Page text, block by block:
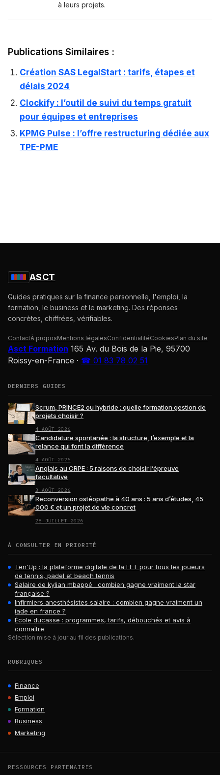
à leurs projets.
Publications Similaires :
Création SAS LegalStart : tarifs, étapes et
délais 2024
Clockify : l’outil de suivi du temps gratuit
pour équipes et entreprises
KPMG Pulse : l’offre restructuring dédiée aux
TPE-PME
ASCT
Guides pratiques sur la finance personnelle, l'emploi, la
formation, le business et le marketing. Des réponses
concrètes, chiffrées, vérifiables.
ContactÀ proposMentions légalesConfidentialitéCookiesPlan du site
Asct Formation 165 Av. du Bois de la Pie, 95700
Roissy-en-France · ☎ 01 83 78 02 51
DERNIERS GUIDES
Scrum, PRINCE2 ou hybride : quelle formation gestion de
projets choisir ?
4 AOÛT 2026
Candidature spontanée : la structure, l’exemple et la
relance qui font la différence
4 AOÛT 2026
Anglais au CRPE : 5 raisons de choisir l’épreuve
facultative
3 AOÛT 2026
Reconversion ostéopathe à 40 ans : 5 ans d’études, 45
000 € et un projet de vie concret
28 JUILLET 2026
À CONSULTER EN PRIORITÉ
Ten'Up : la plateforme digitale de la FFT pour tous les joueurs
de tennis, padel et beach tennis
Salaire de kylian mbappé : combien gagne vraiment la star
française ?
Infirmiers anesthésistes salaire : combien gagne vraiment un
iade en france ?
École ducasse : programmes, tarifs, débouchés et avis à
connaître
Sélection mise à jour au fil des publications.
RUBRIQUES
Finance
Emploi
Formation
Business
Marketing
RESSOURCES PARTENAIRES